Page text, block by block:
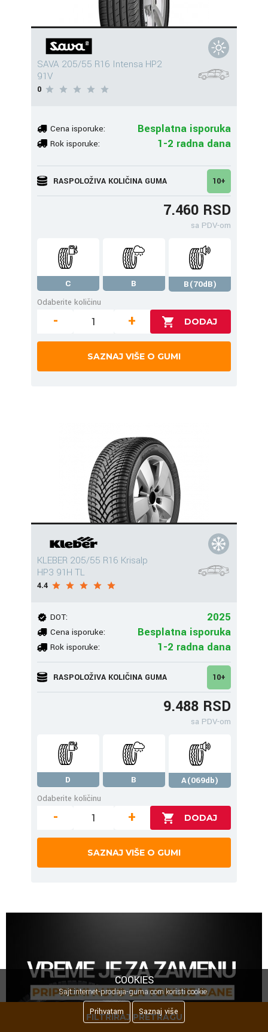
FILTRIRAJ PRETRAGU
SAVA 205/55 R16 Intensa HP2
91V
0
Cena isporuke: Besplatna isporuka
Rok isporuke: 1-2 radna dana
RASPOLOŽIVA KOLIČINA GUMA 10+
7.460 RSD
sa PDV-om
C B
B(70dB)
Odaberite količinu
- +
SAZNAJ VIŠE O GUMI
KLEBER 205/55 R16 Krisalp
HP3 91H TL
4.4
DOT: 2025
Cena isporuke: Besplatna isporuka
Rok isporuke: 1-2 radna dana
RASPOLOŽIVA KOLIČINA GUMA 10+
9.488 RSD
sa PDV-om
D B
A(069db)
Odaberite količinu
- +
SAZNAJ VIŠE O GUMI
COOKIES
Sajt internet-prodaja-guma.com koristi cookie.
Prihvatam
Saznaj više